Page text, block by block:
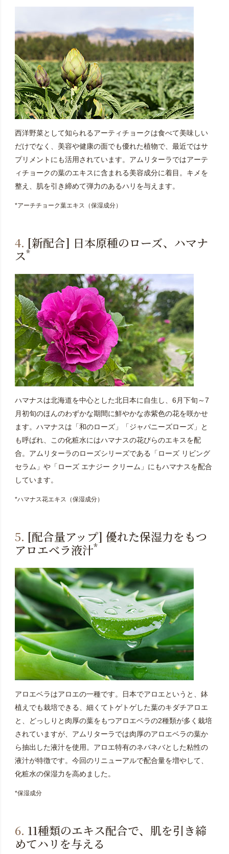
西洋野菜として知られるアーティチョークは食べて美味しい
だけでなく、美容や健康の面でも優れた植物で、最近ではサ
プリメントにも活用されています。アムリターラではアーテ
ィチョークの葉のエキスに含まれる美容成分に着目。キメを
整え、肌を引き締めて弾力のあるハリを与えます。
*アーチチョーク葉エキス（保湿成分）
4. [新配合] 日本原種のローズ、ハマナ
ス*
ハマナスは北海道を中心とした北日本に自生し、6月下旬～7
月初旬のほんのわずかな期間に鮮やかな赤紫色の花を咲かせ
ます。ハマナスは「和のローズ」「ジャパニーズローズ」と
も呼ばれ、この化粧水にはハマナスの花びらのエキスを配
合。アムリターラのローズシリーズである「ローズ リビング
セラム」や「ローズ エナジー クリーム」にもハマナスを配合
しています。
*ハマナス花エキス（保湿成分）
5. [配合量アップ] 優れた保湿力をもつ
アロエベラ液汁*
アロエベラはアロエの一種です。日本でアロエというと、鉢
植えでも栽培できる、細くてトゲトゲした葉のキダチアロエ
と、どっしりと肉厚の葉をもつアロエベラの2種類が多く栽培
されていますが、アムリターラでは肉厚のアロエベラの葉か
ら抽出した液汁を使用。アロエ特有のネバネバとした粘性の
液汁が特徴です。今回のリニューアルで配合量を増やして、
化粧水の保湿力を高めました。
*保湿成分
6. 11種類のエキス配合で、肌を引き締
めてハリを与える